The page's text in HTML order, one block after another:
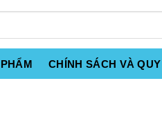
CHÍNH SÁCH VÀ